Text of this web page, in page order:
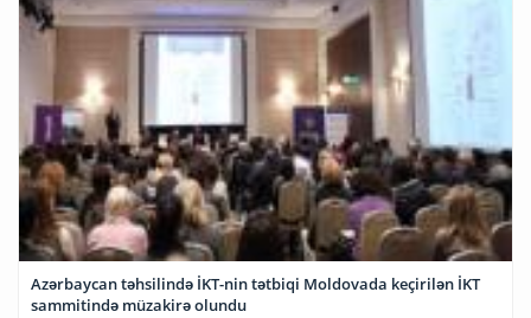
Azərbaycan təhsilində İKT-nin tətbiqi Moldovada keçirilən İKT
sammitində müzakirə olundu